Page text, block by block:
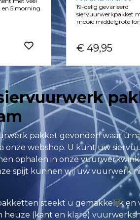
en 5 morning
19-delig gevarieerd
siervuurwerkpakket
mooie middelgrote
€ 49,95
pakket gevonden waar u
onze webshop. U kunt uw
ophalen in onze
spijt kunnen wij uw vuurwerk
steekt u gemakkelijk en
heuze (kant en klare)